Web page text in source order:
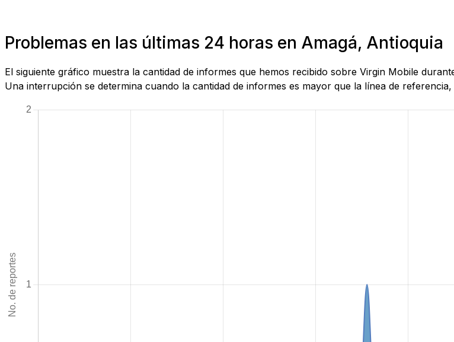
Problemas en las últimas 24 horas en Amagá, Antioquia
El siguiente gráfico muestra la cantidad de informes que hemos recibido sobre Virgin Mobile
Una interrupción se determina cuando la cantidad de informes es mayor que la línea de